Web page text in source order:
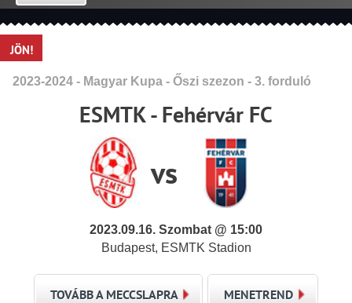
JÖN!
2023-2024 - Magyar Kupa - Őszi szezon - 3. forduló
ESMTK - Fehérvár FC
vs
2023.09.16. Szombat @ 15:00
Budapest, ESMTK Stadion
TOVÁBB A MECCSLAPRA MENETREND